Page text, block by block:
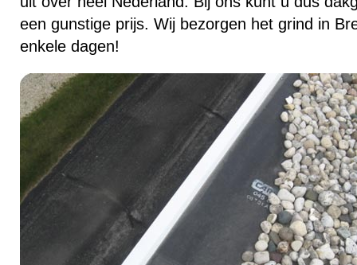
een gunstige prijs. Wij bezorgen het grind in
enkele dagen!